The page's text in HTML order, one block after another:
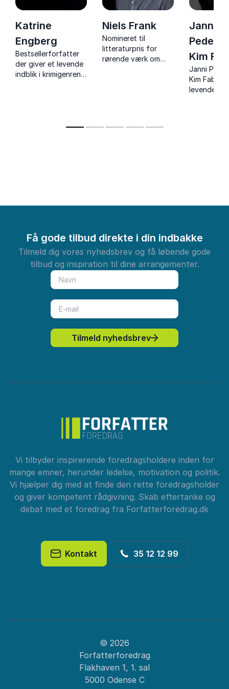
Katrine
Engberg
Bestsellerforfatter
der giver et levende
indblik i krimigenren,
Niels Frank
Nomineret til
litteraturpris for
rørende værk om
Janni
Kim
Janni
Kim Faber
levende og
Få gode tilbud direkte i din indbakke
Tilmeld dig vores nyhedsbrev og få løbende gode
tilbud og inspiration til dine arrangementer.
Tilmeld nyhedsbrev
Vi tilbyder inspirerende foredragsholdere inden for
mange emner, herunder ledelse, motivation og politik.
Vi hjælper dig med at finde den rette foredragsholder
og giver kompetent rådgivning. Skab eftertanke og
debat med et foredrag fra Forfatterforedrag.dk
Kontakt 35 12 12 99
© 2026
Forfatterforedrag
Flakhaven 1, 1. sal
5000 Odense C